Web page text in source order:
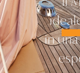
in una